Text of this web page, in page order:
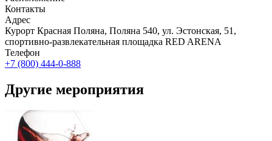
Контакты
Адрес
Курорт Красная Поляна, Поляна 540, ул. Эстонская, 51,
спортивно-развлекательная площадка RED ARENA
Телефон
+7 (800) 444-0-888
Другие мероприятия